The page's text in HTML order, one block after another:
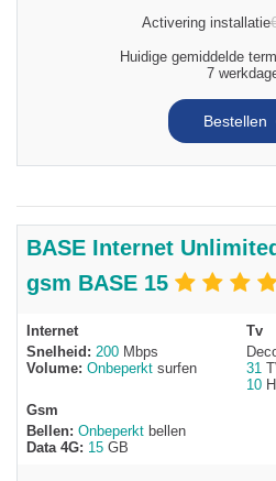
Activering installatie
Huidige gemiddelde
7
Bestellen
BASE Internet
gsm BASE 15
Internet
Snelheid: 200 Mbps
Volume: Onbeperkt surfen
Tv
31
10
Gsm
Bellen: Onbeperkt bellen
Data 4G: 15 GB